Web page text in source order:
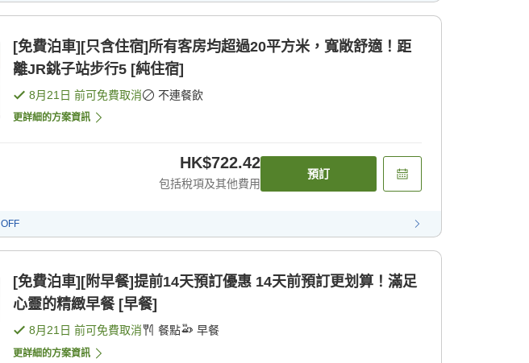
[免費泊車][只含住宿]所有客房均超過20平方米，寬敞舒適！距
離JR銚子站步行5 [純住宿]
8月21日 前可免費取消 不連餐飲
更詳細的方案資訊
HK$722.42
包括稅項及其他費用
預訂
OFF
[免費泊車][附早餐]提前14天預訂優惠 14天前預訂更划算！滿足
心靈的精緻早餐 [早餐]
8月21日 前可免費取消 餐點 早餐
更詳細的方案資訊